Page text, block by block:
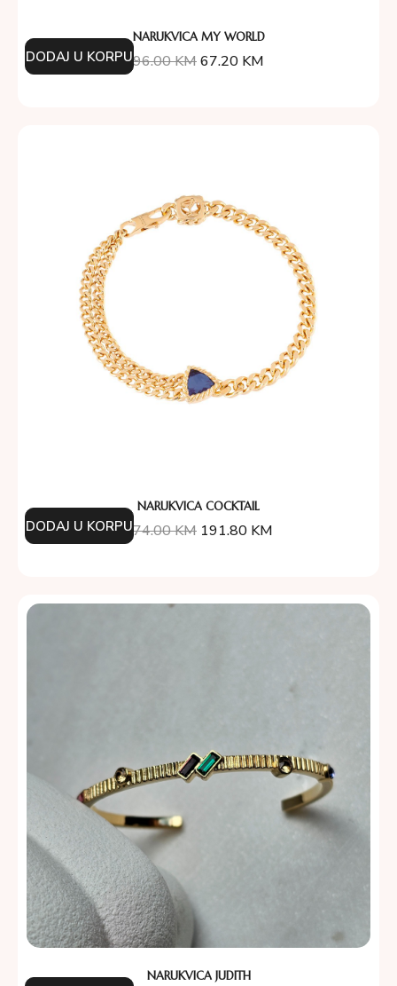
NARUKVICA MY WORLD
96.00KM67.20 KM
DODAJ U KORPU
NARUKVICA COCKTAIL
274.00KM 191.80 KM
DODAJ U KORPU
NARUKVICA JUDITH